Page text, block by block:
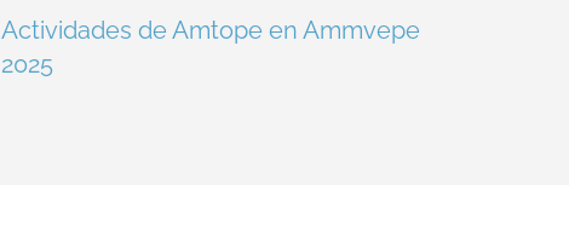
Actividades de Amtope en Ammvepe
2025